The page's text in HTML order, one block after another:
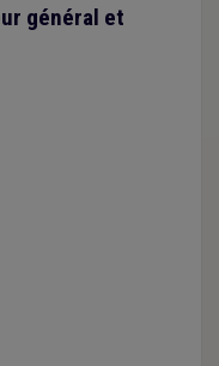
général et